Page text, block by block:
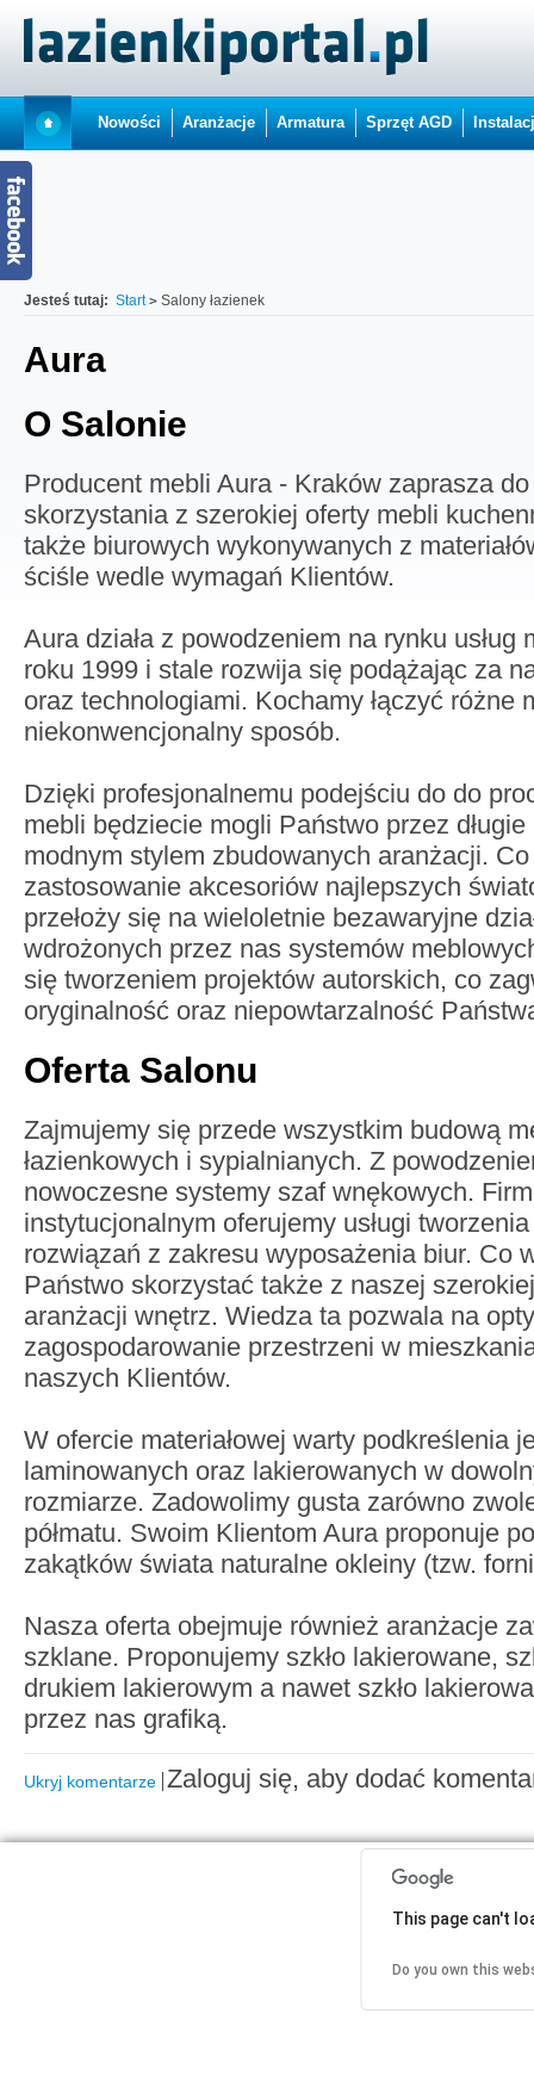
Nowości Aranżacje Armatura Sprzęt AGD
Jesteś tutaj: Start Salony łazienek
Aura
O Salonie
Producent mebli Aura - Kraków zaprasza
skorzystania z szerokiej oferty mebli
także biurowych wykonywanych z
ściśle wedle wymagań Klientów.
Aura działa z powodzeniem na rynku usług
roku 1999 i stale rozwija się podążając za
oraz technologiami. Kochamy łączyć różne
niekonwencjonalny sposób.
Dzięki profesjonalnemu podejściu do do
mebli będziecie mogli Państwo przez
modnym stylem zbudowanych aranżacji.
zastosowanie akcesoriów najlepszych
przełoży się na wieloletnie bezawaryjne
wdrożonych przez nas systemów
się tworzeniem projektów autorskich, co
oryginalność oraz niepowtarzalność
Oferta Salonu
Zajmujemy się przede wszystkim budową
łazienkowych i sypialnianych. Z
nowoczesne systemy szaf wnękowych.
instytucjonalnym oferujemy usługi
rozwiązań z zakresu wyposażenia biur. Co
Państwo skorzystać także z naszej
aranżacji wnętrz. Wiedza ta pozwala na
zagospodarowanie przestrzeni w
naszych Klientów.
W ofercie materiałowej warty podkreślenia
laminowanych oraz lakierowanych w
rozmiarze. Zadowolimy gusta zarówno
półmatu. Swoim Klientom Aura proponuje
zakątków świata naturalne okleiny (tzw.
Nasza oferta obejmuje również aranżacje
szklane. Proponujemy szkło lakierowane,
drukiem lakierowym a nawet szkło
przez nas grafiką.
Ukryj komentarze Zaloguj się, aby dodać
This page can't
Do you own this